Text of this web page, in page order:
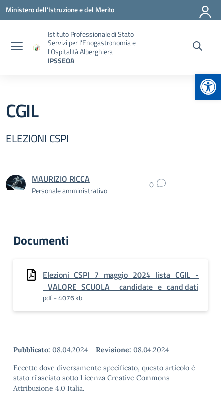
Vai ai contenuti
Vai al menu di navigazione
Vai al footer
Ministero dell'Istruzione e del Merito
Istituto Professionale di Stato
Servizi per l'Enogastronomia e
l'Ospitalità Alberghiera
IPSSEOA
CGIL
ELEZIONI CSPI
MAURIZIO RICCA
Personale amministrativo 0
Documenti
Elezioni_CSPI_7_maggio_2024_lista_CGIL_-
_VALORE_SCUOLA__candidate_e_candidati
pdf - 4076 kb
Pubblicato: 08.04.2024 - Revisione: 08.04.2024
Eccetto dove diversamente specificato, questo articolo è
stato rilasciato sotto Licenza Creative Commons
Attribuzione 4.0 Italia.